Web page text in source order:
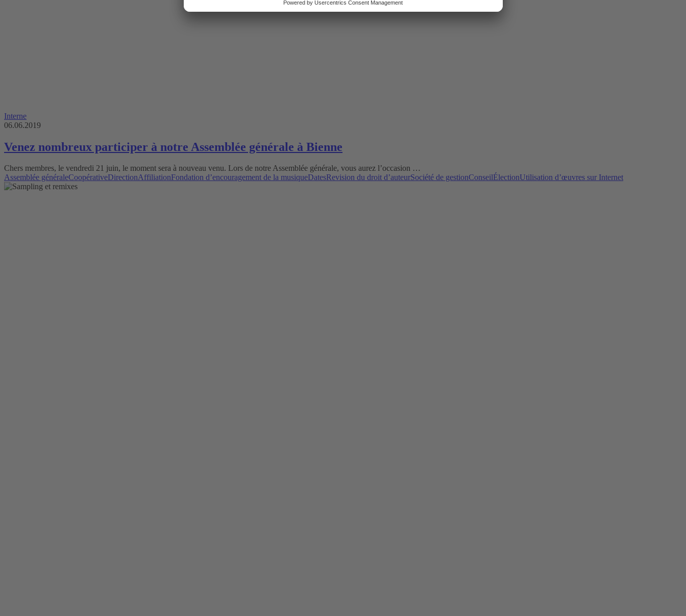
Interne
06.06.2019
Venez nombreux participer à notre Assemblée générale à Bienne
Chers membres, le vendredi 21 juin, le moment sera à nouveau venu. Lors de notre Assemblée générale, vous aurez l’occasion …
Assemblée généraleCoopérativeDirectionAffiliationFondation d’encouragement de la musiqueDatesRevision du droit d’auteurSociété de gestionConseilÉlectionUtilisation d’œuvres sur Internet